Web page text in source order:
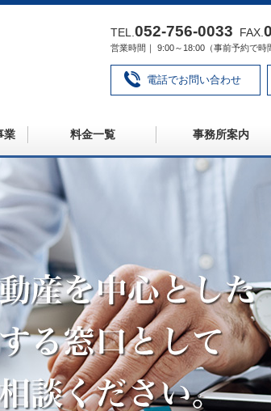
TEL. 052‐756‐0033 FAX.
営業時間｜ 9:00～18:00（事前予約で時
電話でお問い合わせ
業 料金一覧 事務所案内